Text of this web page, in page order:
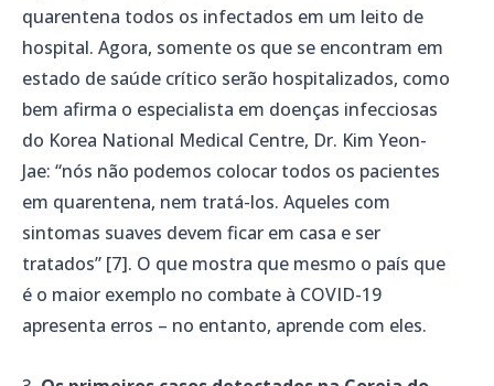
quarentena todos os infectados em um leito de
hospital. Agora, somente os que se encontram em
estado de saúde crítico serão hospitalizados, como
bem afirma o especialista em doenças infecciosas
do Korea National Medical Centre, Dr. Kim Yeon-
Jae: “nós não podemos colocar todos os pacientes
em quarentena, nem tratá-los. Aqueles com
sintomas suaves devem ficar em casa e ser
tratados” [7]. O que mostra que mesmo o país que
é o maior exemplo no combate à COVID-19
apresenta erros – no entanto, aprende com eles.